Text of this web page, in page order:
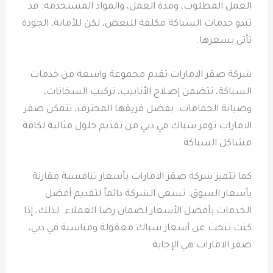
العمل المطلوب، ومدة العمل، والمواد المستخدمة. قد
تبدو خدمات السباكة مكلفة للبعض، لكن للأمانة، الجودة
تأتي بسعرها.
شركة صقر الامارات تقدم مجموعة واسعة من خدمات
السباكة، تتضمن إصلاح الأنابيب، تركيب السخانات،
وصيانة الحمامات. بفضل فريقها المحترف، تتمكن صقر
الامارات توفر سباك في دبي من تقديم حلول مثالية لكافة
مشاكل السباكة.
كما تتميز شركة صقر الامارات بأسعار تنافسية مقارنة
بأسعار السوق. تسعى الشركة دائماً لتقديم أفضل
الخدمات بأفضل الأسعار لضمان رضا العملاء. لذلك، إذا
كنت تبحث عن أسعار سباك معقولة ومناسبة في دبي،
صقر الامارات هي الإجابة.